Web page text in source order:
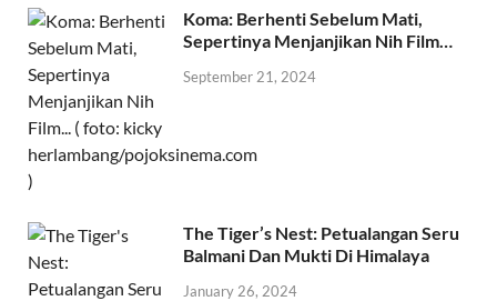
Koma: Berhenti Sebelum Mati,
Sepertinya Menjanjikan Nih Film…
September 21, 2024
The Tiger’s Nest: Petualangan Seru
Balmani Dan Mukti Di Himalaya
January 26, 2024